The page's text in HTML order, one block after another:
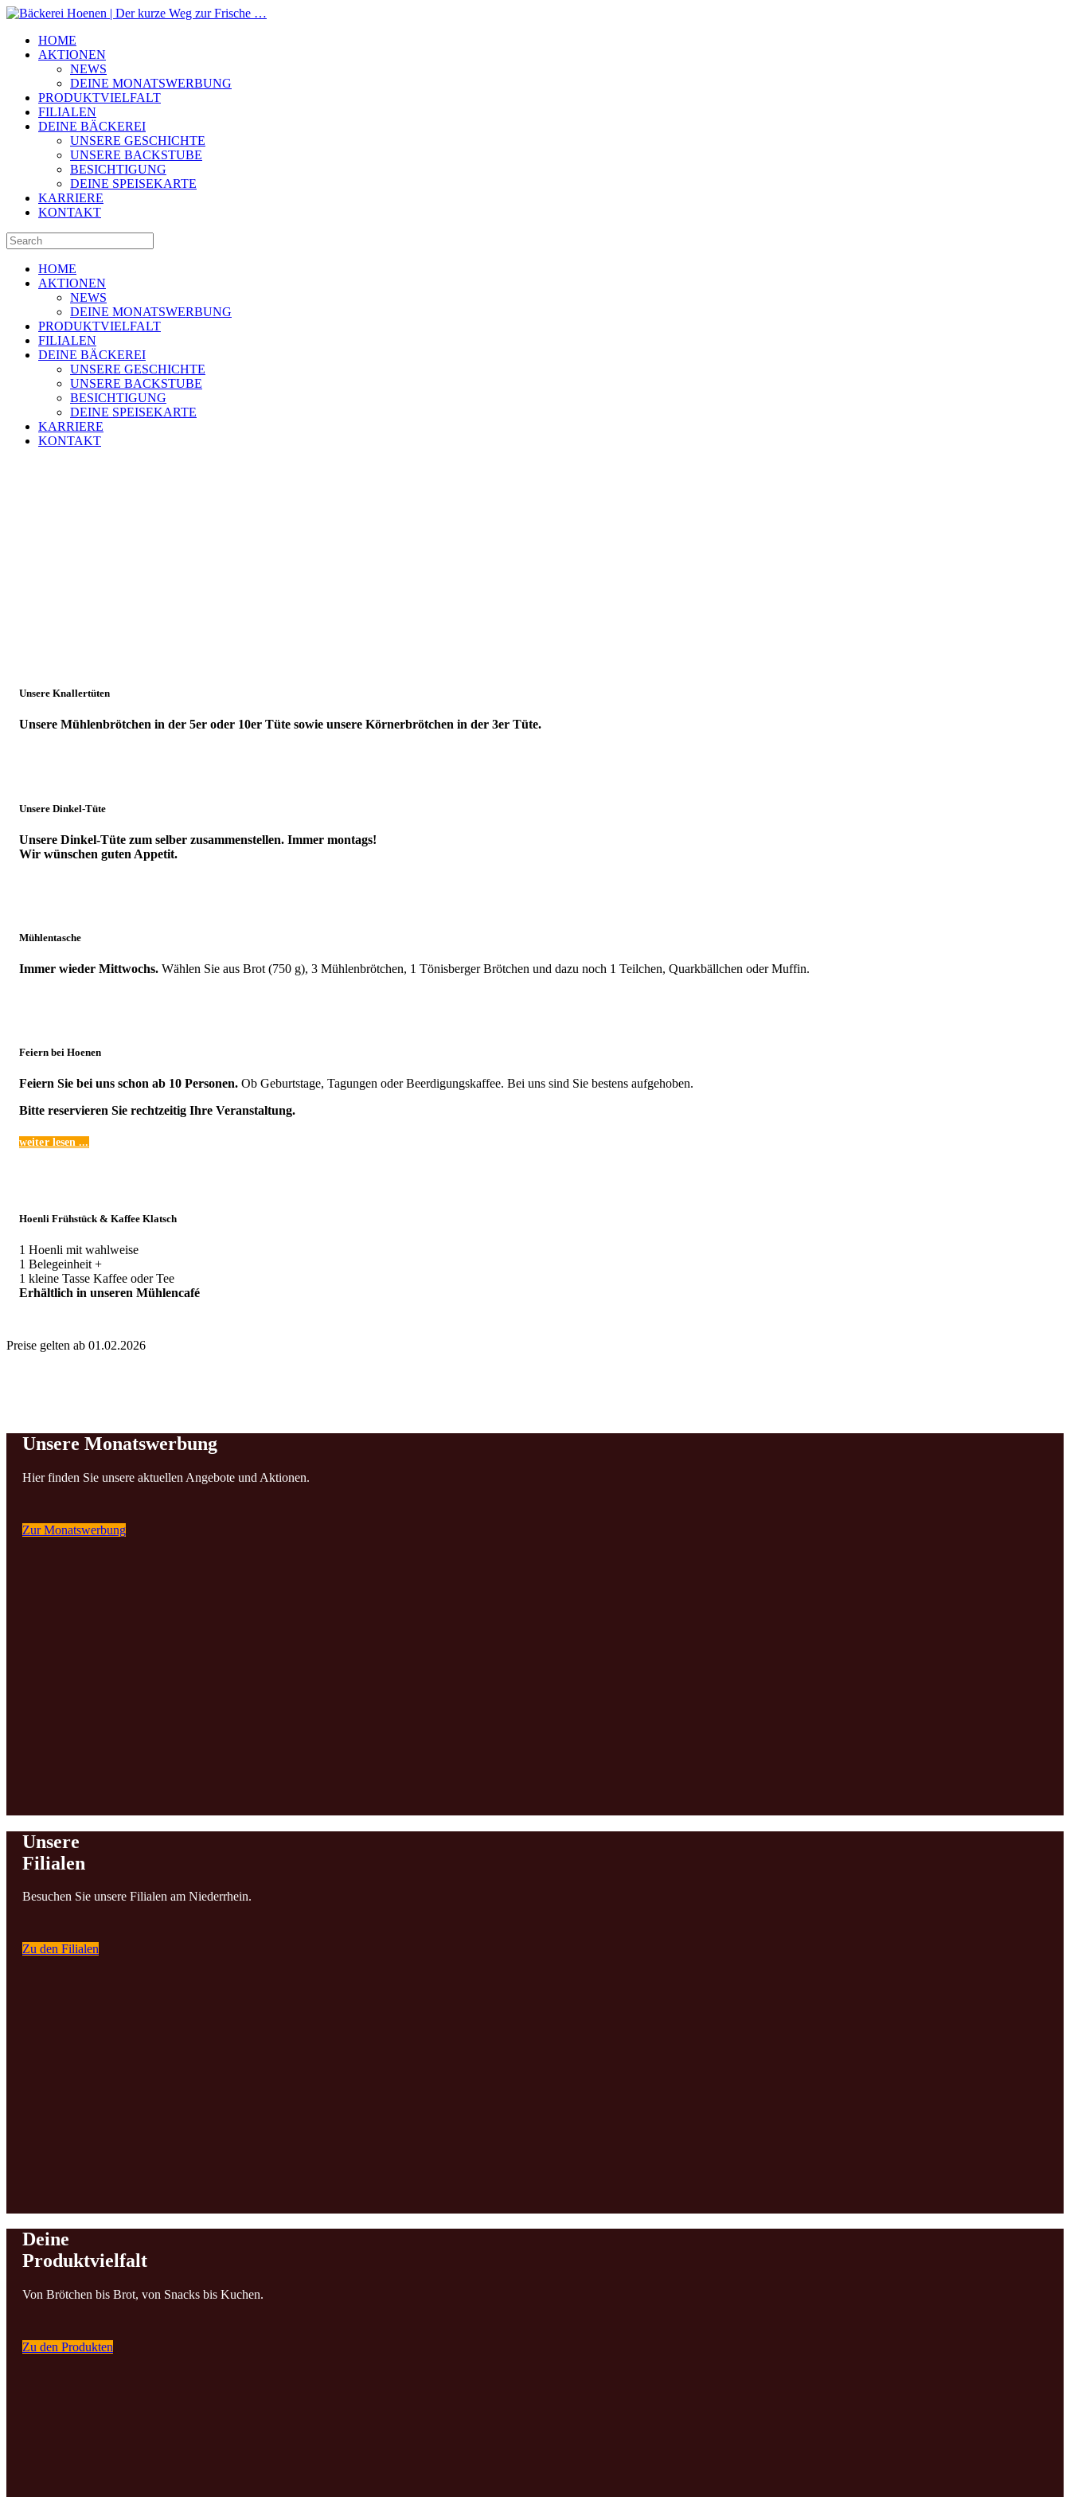
HOME
AKTIONEN
NEWS
DEINE MONATSWERBUNG
PRODUKTVIELFALT
FILIALEN
DEINE BÄCKEREI
UNSERE GESCHICHTE
UNSERE BACKSTUBE
BESICHTIGUNG
DEINE SPEISEKARTE
KARRIERE
KONTAKT
HOME
AKTIONEN
NEWS
DEINE MONATSWERBUNG
PRODUKTVIELFALT
FILIALEN
DEINE BÄCKEREI
UNSERE GESCHICHTE
UNSERE BACKSTUBE
BESICHTIGUNG
DEINE SPEISEKARTE
KARRIERE
KONTAKT
Unsere Knallertüten
Unsere Mühlenbrötchen in der 5er oder 10er Tüte sowie unsere Körnerbrötchen in der 3er Tüte.
Unsere Dinkel-Tüte
Unsere Dinkel-Tüte zum selber zusammenstellen. Immer montags!
Wir wünschen guten Appetit.
Mühlentasche
Immer wieder Mittwochs. Wählen Sie aus Brot (750 g), 3 Mühlenbrötchen, 1 Tönisberger Brötchen und dazu noch 1 Teilchen, Quarkbällchen oder Muffin.
Feiern bei Hoenen
Feiern Sie bei uns schon ab 10 Personen. Ob Geburtstage, Tagungen oder Beerdigungskaffee. Bei uns sind Sie bestens aufgehoben.
Bitte reservieren Sie rechtzeitig Ihre Veranstaltung.
weiter lesen ...
Hoenli Frühstück & Kaffee Klatsch
1 Hoenli mit wahlweise
1 Belegeinheit +
1 kleine Tasse Kaffee oder Tee
Erhältlich in unseren Mühlencafé
Preise gelten ab 01.02.2026
Unsere Monatswerbung
Hier finden Sie unsere aktuellen Angebote und Aktionen.
Zur Monatswerbung
Unsere
Filialen
Besuchen Sie unsere Filialen am Niederrhein.
Zu den Filialen
Deine
Produktvielfalt
Von Brötchen bis Brot, von Snacks bis Kuchen.
Zu den Produkten